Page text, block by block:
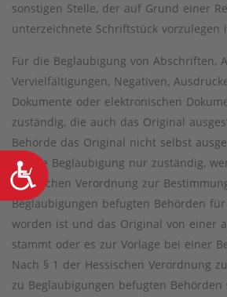
Barrierefreiheit
sonstigen Stelle, der auf Grund einer
unterzeichnete Schriftstück vorzulegen
Für die Beglaubigung von Abschriften,
Vervielfältigungen, Negativen,
Dokumente oder elektronischen
zuständig, die auch das Original
Behörde das Original nicht selbst
für die Beglaubigung nur zuständig,
Hessischen Verordnung zur
Beglaubigungen befugten Behörden
worden ist und das Original von einer
stammt oder es zur Vorlage bei einer
Nach § 1 der Hessischen Verordnung
zu Beglaubigungen befugten